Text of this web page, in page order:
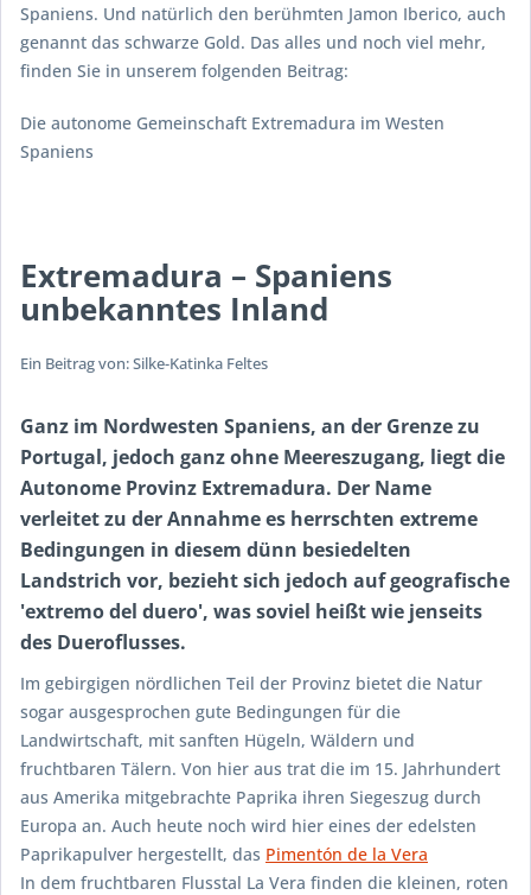
Spaniens. Und natürlich den berühmten Jamon Iberico, auch
genannt das schwarze Gold. Das alles und noch viel mehr,
finden Sie in unserem folgenden Beitrag:
Die autonome Gemeinschaft Extremadura im Westen
Spaniens
Extremadura – Spaniens
unbekanntes Inland
Ein Beitrag von: Silke-Katinka Feltes
Ganz im Nordwesten Spaniens, an der Grenze zu
Portugal, jedoch ganz ohne Meereszugang, liegt die
Autonome Provinz Extremadura. Der Name
verleitet zu der Annahme es herrschten extreme
Bedingungen in diesem dünn besiedelten
Landstrich vor, bezieht sich jedoch auf geografische
'extremo del duero', was soviel heißt wie jenseits
des Dueroflusses.
Im gebirgigen nördlichen Teil der Provinz bietet die Natur
sogar ausgesprochen gute Bedingungen für die
Landwirtschaft, mit sanften Hügeln, Wäldern und
fruchtbaren Tälern. Von hier aus trat die im 15. Jahrhundert
aus Amerika mitgebrachte Paprika ihren Siegeszug durch
Europa an. Auch heute noch wird hier eines der edelsten
Paprikapulver hergestellt, das Pimentón de la Vera
In dem fruchtbaren Flusstal La Vera finden die kleinen, roten